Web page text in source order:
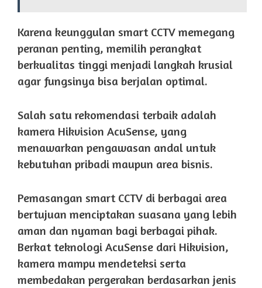
Karena keunggulan smart CCTV memegang
peranan penting, memilih perangkat
berkualitas tinggi menjadi langkah krusial
agar fungsinya bisa berjalan optimal.
Salah satu rekomendasi terbaik adalah
kamera Hikvision AcuSense, yang
menawarkan pengawasan andal untuk
kebutuhan pribadi maupun area bisnis.
Pemasangan smart CCTV di berbagai area
bertujuan menciptakan suasana yang lebih
aman dan nyaman bagi berbagai pihak.
Berkat teknologi AcuSense dari Hikvision,
kamera mampu mendeteksi serta
membedakan pergerakan berdasarkan jenis